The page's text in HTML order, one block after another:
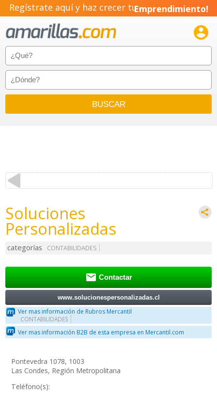
Regístrate aquí y haz crecer tuEmprendimiento!

Soluciones
Personalizadas
categorías CONTABILIDADES
 Contactar
www.solucionespersonalizadas.cl
Ver mas información de Rubros Mercantil
CONTABILIDADES
Ver mas información B2B de esta empresa en Mercantil.com
Pontevedra 1078, 1003
Las Condes, Región Metropolitana
Teléfono(s):